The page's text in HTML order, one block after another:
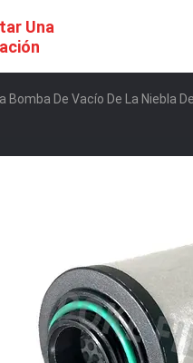
Una
De Vacío De La Niebla